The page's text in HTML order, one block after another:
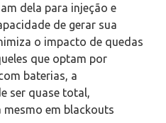
dela para injeção e
de gerar sua
o impacto de quedas
que optam por
baterias, a
ser quase total,
em blackouts